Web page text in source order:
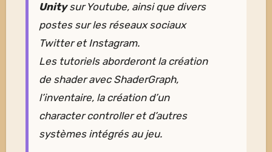
Unitysur Youtube, ainsi que divers
postes sur les réseaux sociaux
Twitter et Instagram.
Les tutoriels aborderont la création
de shader avec ShaderGraph,
l’inventaire, la création d’un
character controller et d’autres
systèmes intégrés au jeu.